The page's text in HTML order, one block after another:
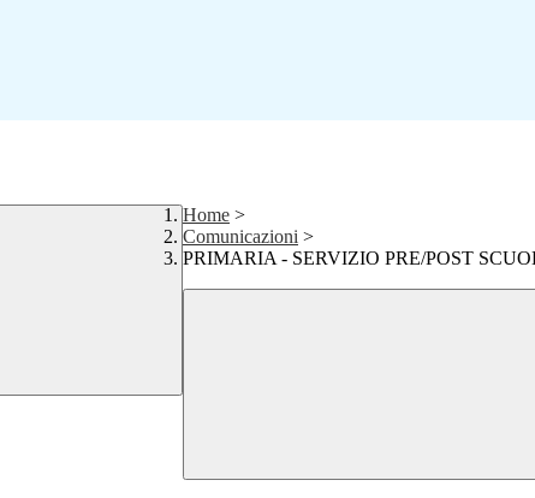
Home >
Comunicazioni >
PRIMARIA - SERVIZIO PRE/POST